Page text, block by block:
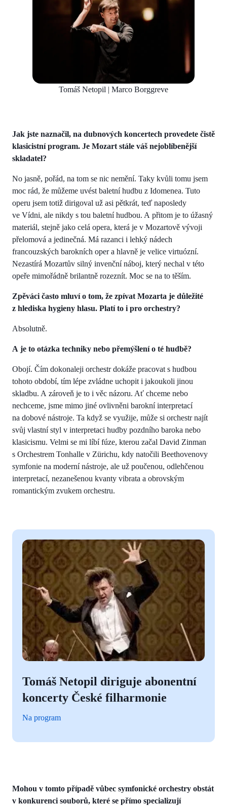
Tomáš Netopil | Marco Borggreve
Jak jste naznačil, na dubnových koncertech provedete čistě
klasicistní program. Je Mozart stále váš nejoblíbenější
skladatel?
No jasně, pořád, na tom se nic nemění. Taky kvůli tomu jsem
moc rád, že můžeme uvést baletní hudbu z Idomenea. Tuto
operu jsem totiž dirigoval už asi pětkrát, teď naposledy
ve Vídni, ale nikdy s tou baletní hudbou. A přitom je to úžasný
materiál, stejně jako celá opera, která je v Mozartově vývoji
přelomová a jedinečná. Má razanci i lehký nádech
francouzských barokních oper a hlavně je velice virtuózní.
Nezastírá Mozartův silný invenční náboj, který nechal v této
opeře mimořádně brilantně rozeznít. Moc se na to těším.
Zpěváci často mluví o tom, že zpívat Mozarta je důležité
z hlediska hygieny hlasu. Platí to i pro orchestry?
Absolutně.
A je to otázka techniky nebo přemýšlení o té hudbě?
Obojí. Čím dokonaleji orchestr dokáže pracovat s hudbou
tohoto období, tím lépe zvládne uchopit i jakoukoli jinou
skladbu. A zároveň je to i věc názoru. Ať chceme nebo
nechceme, jsme mimo jiné ovlivněni barokní interpretací
na dobové nástroje. Ta když se využije, může si orchestr najít
svůj vlastní styl v interpretaci hudby pozdního baroka nebo
klasicismu. Velmi se mi líbí fúze, kterou začal David Zinman
s Orchestrem Tonhalle v Zürichu, kdy natočili Beethovenovy
symfonie na moderní nástroje, ale už poučenou, odlehčenou
interpretací, nezanešenou kvanty vibrata a obrovským
romantickým zvukem orchestru.
Tomáš Netopil diriguje abonentní
koncerty České filharmonie
Na program
Mohou v tomto případě vůbec symfonické orchestry obstát
v konkurenci souborů, které se přímo specializují